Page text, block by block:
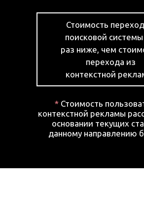
Стоимость
поисковой системы
раз ниже, чем
перехода из
контекстной
*Стоимость
контекстной рекламы
основании текущих
данному направлению